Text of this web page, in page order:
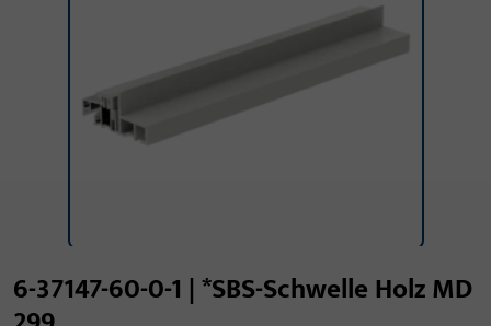
6-37147-60-0-1 | *SBS-Schwelle Holz MD